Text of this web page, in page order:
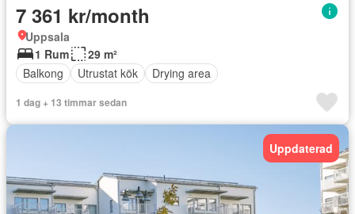
7 361 kr/month
Uppsala
1 Rum
29 m²
Balkong
Utrustat kök Drying area
1 dag + 13 timmar sedan
Uppdaterad